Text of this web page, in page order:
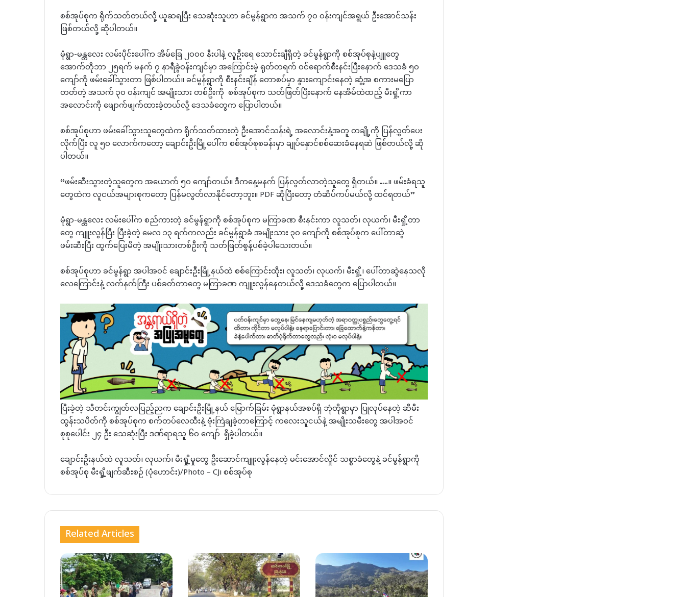
စစ်အုပ်စုက ရိုက်သတ်တယ်လို့ ယူဆရပြီး သေဆုံးသူဟာ ခင်မွန်ရွာက အသက် ၇၀ ဝန်းကျင်အရွယ် ဦးအောင်သန်း
ဖြစ်တယ်လို့ ဆိုပါတယ်။
မုံရွာ-မန္တလေး လမ်းပိုင်းပေါ်က အိမ်ခြေ ၂၀၀၀ နီးပါနဲ့ လူဦးရေ သောင်းချီရှိတဲ့ ခင်မွန်ရွာကို စစ်အုပ်စုနဲ့ပျူတွေ
အောက်တိုဘာ ၂၅ရက် မနက် ၇ နာရီခွဲဝန်းကျင်မှာ အကြောင်းမဲ့ ရုတ်တရက် ဝင်ရောက်စီးနင်းပြီးနောက် ဒေသခံ ၅၀
ကျော်ကို ဖမ်းခေါ်သွားတာ ဖြစ်ပါတယ်။ ခင်မွန်ရွာကို စီးနင်းချိန် တောစပ်မှာ နွားကျောင်းနေတဲ့ ဆွံ့အ စကားမပြော
တတ်တဲ့ အသက် ၃၀ ဝန်းကျင် အမျိုးသား တစ်ဦးကို စစ်အုပ်စုက သတ်ဖြတ်ပြီးနောက် နေအိမ်ထဲထည့် မီးရှို့ကာ
အလောင်းကို ဖျောက်ဖျက်ထားခဲ့တယ်လို့ ဒေသခံတွေက ပြောပါတယ်။
စစ်အုပ်စုဟာ ဖမ်းခေါ်သွားသူတွေထဲက ရိုက်သတ်ထားတဲ့ ဦးအောင်သန်းရဲ့ အလောင်းနဲ့အတူ တချို့ကို ပြန်လွှတ်ပေး
လိုက်ပြီး လူ ၅၀ လောက်ကတော့ ချောင်းဦးမြို့ပေါ်က စစ်အုပ်စုစခန်းမှာ ချုပ်နှောင်စစ်ဆေးခံနေရဆဲ ဖြစ်တယ်လို့ ဆို
ပါတယ်။
“ဖမ်းဆီးသွားတဲ့သူတွေက အယောက် ၅၀ ကျော်တယ်။ ဒီကနေ့မနက် ပြန်လွတ်လာတဲ့သူတွေ ရှိတယ်။ …။ ဖမ်းခံရသူ
တွေထဲက လူငယ်အများစုကတော့ ပြန်မလွတ်လာနိုင်တော့ဘူး။ PDF ဆိုပြီးတော့ တံဆိပ်ကပ်မယ်လို့ ထင်ရတယ်”
မုံရွာ-မန္တလေး လမ်းပေါ်က စည်ကားတဲ့ ခင်မွန်ရွာကို စစ်အုပ်စုက မကြာခဏ စီးနင်းကာ လူသတ်၊ လုယက်၊ မီးရှို့တာ
တွေ ကျူးလွန်ပြီး ပြီးခဲ့တဲ့ မေလ ၁၃ ရက်ကလည်း ခင်မွန်ရွာခံ အမျိုးသား ၃၀ ကျော်ကို စစ်အုပ်စုက ပေါ်တာဆွဲ
ဖမ်းဆီးပြီး ထွက်ပြေးမိတဲ့ အမျိုးသားတစ်ဦးကို သတ်ဖြတ်စွန့်ပစ်ခဲ့ပါသေးတယ်။
စစ်အုပ်စုဟာ ခင်မွန်ရွာ အပါအဝင် ချောင်းဦးမြို့နယ်ထဲ စစ်ကြောင်းထိုး၊ လူသတ်၊ လုယက်၊ မီးရှို့၊ ပေါ်တာဆွဲနေသလို
လေကြောင်းနဲ့ လက်နက်ကြီး ပစ်ခတ်တာတွေ မကြာခဏ ကျူးလွန်နေတယ်လို့ ဒေသခံတွေက ပြောပါတယ်။
ပြီးခဲ့တဲ့ သီတင်းကျွတ်လပြည့်ညက ချောင်းဦးမြို့နယ် မြောက်ခြမ်း မုံရွာနယ်အစပ်ရှိ ဘုံတိုရွာမှာ ပြုလုပ်နေတဲ့ ဆီမီး
ထွန်းသပိတ်ကို စစ်အုပ်စုက စက်တပ်လေထီးနဲ့ ဗုံးကြဲချခဲ့တာကြောင့် ကလေးသူငယ်နဲ့ အမျိုးသမီးတွေ အပါအဝင်
စုစုပေါင်း ၂၄ ဦး သေဆုံးပြီး ဒဏ်ရာရသူ ၆၀ ကျော် ရှိခဲ့ပါတယ်။
ချောင်းဦးနယ်ထဲ လူသတ်၊ လုယက်၊ မီးရှို့မှုတွေ ဦးဆောင်ကျူးလွန်နေတဲ့ မင်းအောင်လှိုင် သစ္စာခံတွေနဲ့ ခင်မွန်ရွာကို
စစ်အုပ်စု မီးရှို့ဖျက်ဆီးစဉ် (ပုံဟောင်း)/Photo – CJ၊ စစ်အုပ်စု
Related Articles